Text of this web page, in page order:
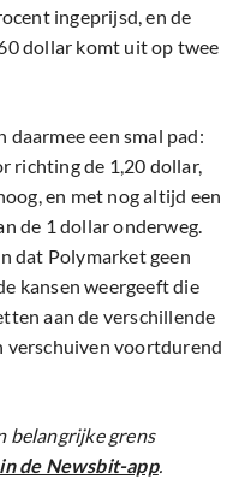
ingeprijsd, en de
dollar komt uit op twee
daarmee een smal pad:
richting de 1,20 dollar,
en met nog altijd een
de 1 dollar onderweg.
dat Polymarket geen
kansen weergeeft die
aan de verschillende
verschuiven voortdurend
belangrijke grens
de Newsbit-app.